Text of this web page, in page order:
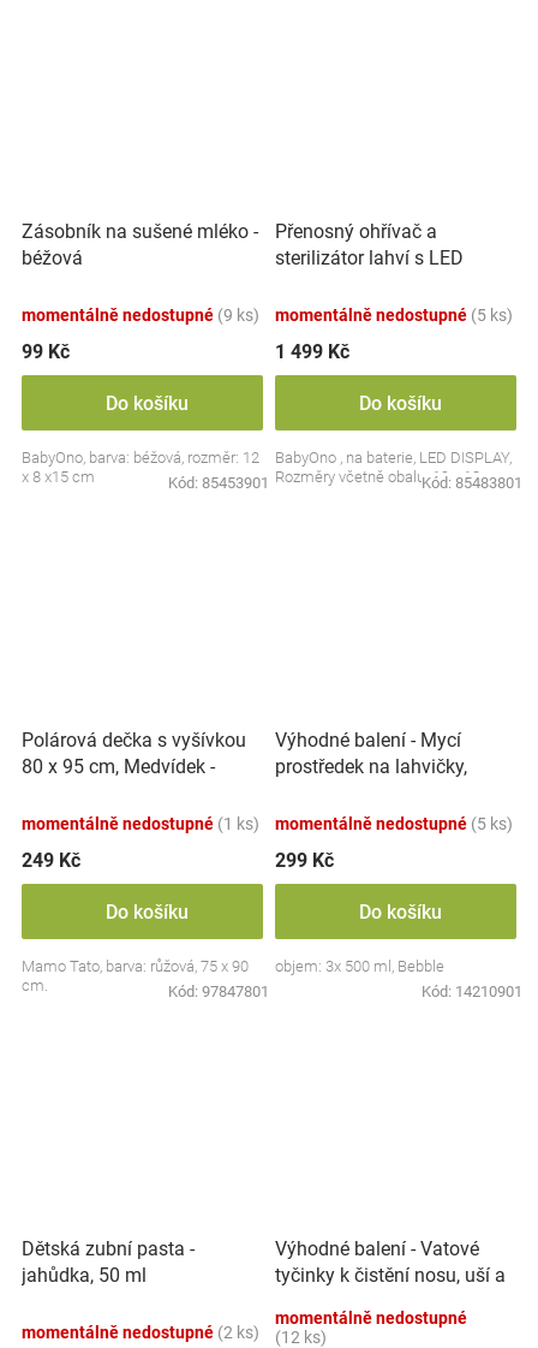
Zásobník na sušené mléko -
béžová
momentálně nedostupné (9 ks)
99 Kč
Do košíku
BabyOno, barva: béžová, rozměr: 12
x 8 x15 cm
Kód: 85453901
Přenosný ohřívač a
sterilizátor lahví s LED
momentálně nedostupné (5 ks)
1 499 Kč
Do košíku
BabyOno , na baterie, LED DISPLAY,
Rozměry včetně obalu: 19 x 13 cm.
Kód: 85483801
Polárová dečka s vyšívkou
80 x 95 cm, Medvídek -
momentálně nedostupné (1 ks)
249 Kč
Do košíku
Mamo Tato, barva: růžová, 75 x 90
cm.
Kód: 97847801
Výhodné balení - Mycí
prostředek na lahvičky,
momentálně nedostupné (5 ks)
299 Kč
Do košíku
objem: 3x 500 ml, Bebble
Kód: 14210901
Dětská zubní pasta -
jahůdka, 50 ml
momentálně nedostupné (2 ks)
Výhodné balení - Vatové
tyčinky k čistění nosu, uší a
momentálně nedostupné
(12 ks)